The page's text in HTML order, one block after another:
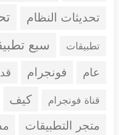
تحديثات النظام
تطبيقات سبع
عام فونجرام
قناة فونجرام كيف
متجر التطبيقات